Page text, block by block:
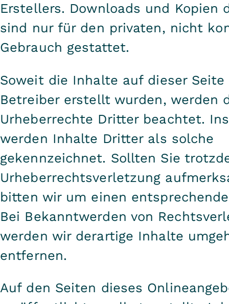
Erstellers. Downloads und Kopien
sind nur für den privaten, nicht
Gebrauch gestattet.
Soweit die Inhalte auf dieser
Betreiber erstellt wurden, werden
Urheberrechte Dritter beachtet.
werden Inhalte Dritter als solche
gekennzeichnet. Sollten Sie
Urheberrechtsverletzung
bitten wir um einen
Bei Bekanntwerden von
werden wir derartige Inhalte
entfernen.
Auf den Seiten dieses